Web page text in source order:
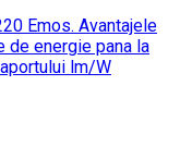
Emos. Avantajele
de energie pana la
lm/W